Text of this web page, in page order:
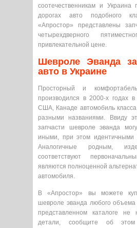
соотечественникам и Украина
дорогах авто подобного
«Апростор» представлены
четырехдверного
привлекательной цене.
Шевроле Эванда
авто в Украине
Просторный и
производился в 2000-х годах
США, Канаде автомобиль
разными названиями. Ввиду
запчасти шевроле эванда
иными, при этом идентичными
Аналогичные родным,
соответствуют
являются полноценной
автомобиля.
В «Апростор» вы можете
шевроле эванда любого объема
представленном каталоге
детали, сообщите об